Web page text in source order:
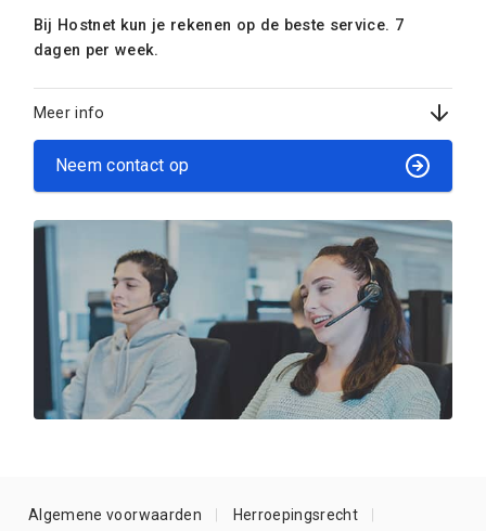
Bij Hostnet kun je rekenen op de beste service. 7
dagen per week.
Meer info
Neem contact op
Algemene voorwaarden Herroepingsrecht